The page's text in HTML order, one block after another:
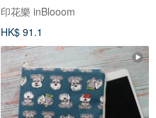
印花樂 inBlooom
HK$ 91.1